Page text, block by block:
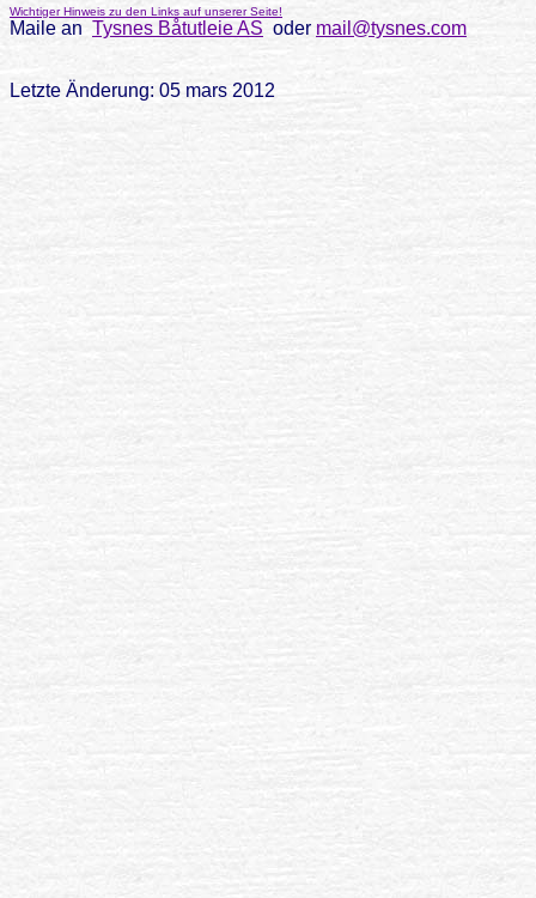
Wichtiger Hinweis zu den Links auf unserer Seite!
Maile an Tysnes Båtutleie AS oder mail@tysnes.com
Letzte Änderung: 05 mars 2012